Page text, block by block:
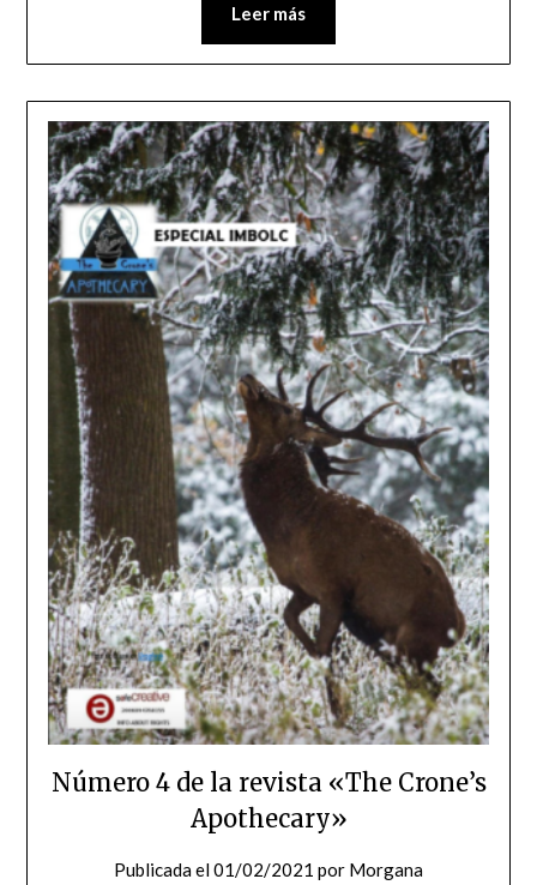
Leer más
Número 4 de la revista «The Crone’s
Apothecary»
Publicada el01/02/2021 por Morgana